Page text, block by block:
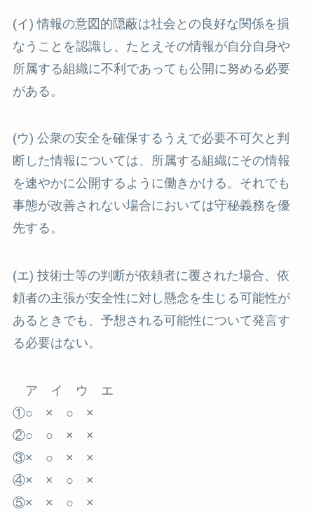
(イ) 情報の意図的隠蔽は社会との良好な関係を損
なうことを認識し、たとえその情報が自分自身や
所属する組織に不利であっても公開に努める必要
がある。
(ウ) 公衆の安全を確保するうえで必要不可欠と判
断した情報については、所属する組織にその情報
を速やかに公開するように働きかける。それでも
事態が改善されない場合においては守秘義務を優
先する。
(エ) 技術士等の判断が依頼者に覆された場合、依
頼者の主張が安全性に対し懸念を生じる可能性が
あるときでも、予想される可能性について発言す
る必要はない。
ア イ ウ エ
①○ × ○ ×
②○ ○ × ×
③× ○ × ×
④× × ○ ×
⑤× × ○ ×